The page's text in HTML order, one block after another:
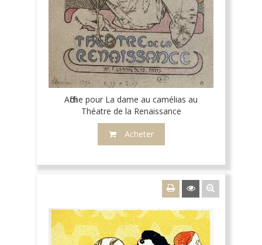
Affiche pour La dame au camélias au
Théatre de la Renaissance
Acheter